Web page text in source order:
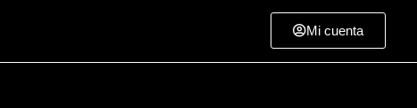
Mi cuenta